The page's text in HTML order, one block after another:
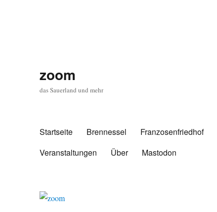
zoom
das Sauerland und mehr
Startseite Brennessel Franzosenfriedhof
Veranstaltungen
Über Mastodon